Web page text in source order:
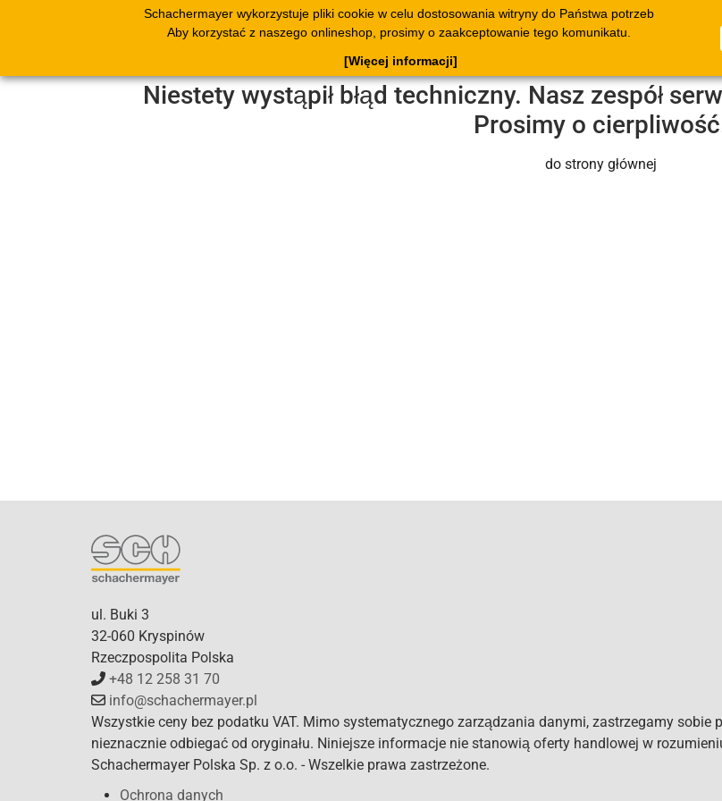
Schachermayer wykorzystuje pliki cookie w celu dostosowania witryny do Państwa potrzeb
Aby korzystać z naszego onlineshop, prosimy o zaakceptowanie tego komunikatu.
[Więcej informacji]
Produkty
Katalogi
książkowe
Dokumenty Przedsiębiorstwo
Niestety wystąpił błąd techniczny. Nasz zespół
Prosimy o
do strony głównej
ul. Buki 3
32-060 Kryspinów
Rzeczpospolita Polska
+48 12 258 31 70
info@schachermayer.pl
Wszystkie ceny bez podatku VAT. Mimo systematycznego zarządzania danymi, zastrzegamy
nieznacznie odbiegać od oryginału. Niniejsze informacje nie stanowią oferty handlowej w
Schachermayer Polska Sp. z o.o. - Wszelkie prawa zastrzeżone.
Ochrona danych